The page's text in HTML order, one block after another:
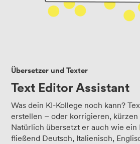
Übersetzer und Texter
Text Editor Assistant
Was dein KI-Kollege noch kann?
erstellen – oder korrigieren, kürzen
Natürlich übersetzt er auch wie ein
fließend Deutsch, Italienisch,